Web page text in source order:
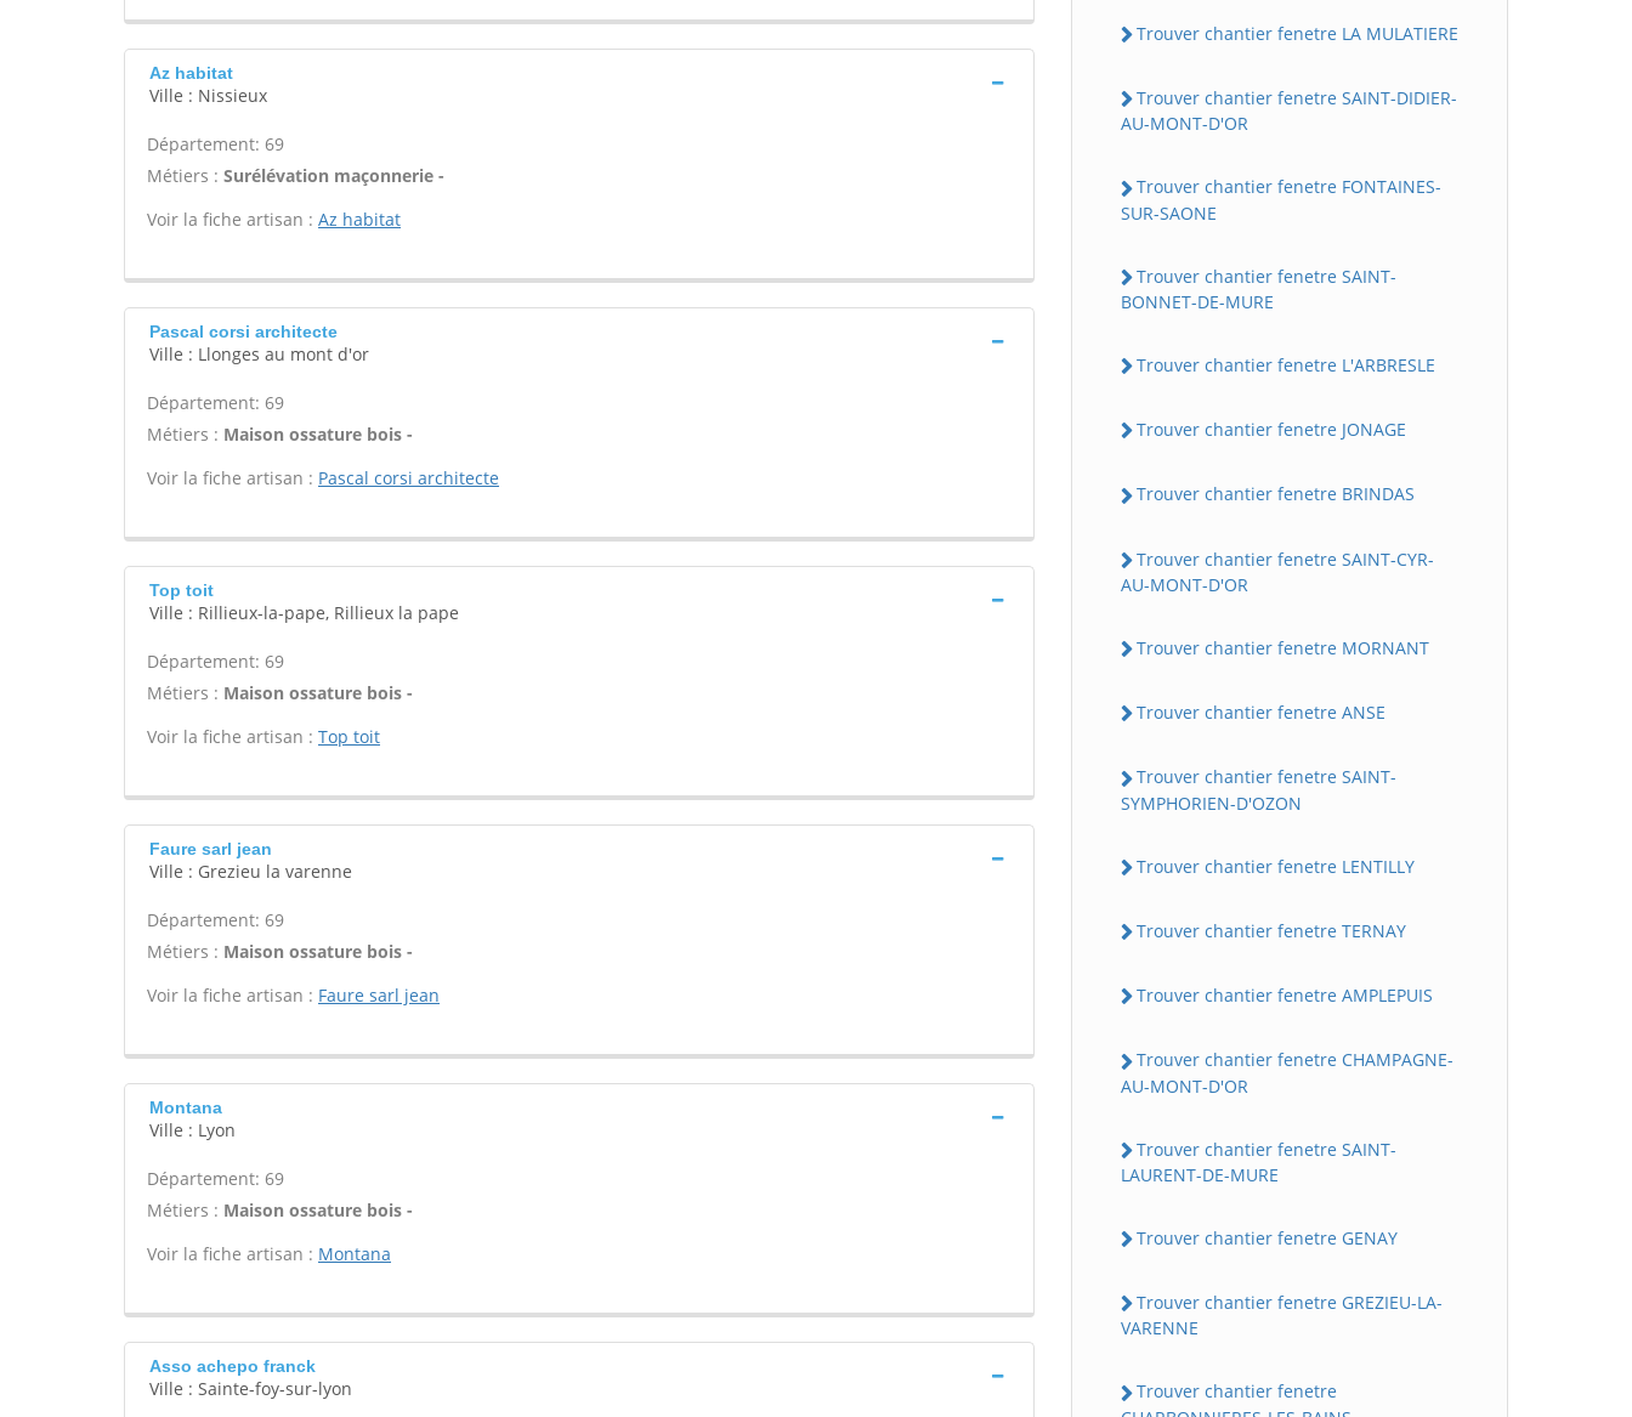
Az habitat
Ville : Nissieux
Département: 69
Métiers : Surélévation maçonnerie -
Voir la fiche artisan : Az habitat
Pascal corsi architecte
Ville : Llonges au mont d'or
Département: 69
Métiers : Maison ossature bois -
Voir la fiche artisan : Pascal corsi architecte
Top toit
Ville : Rillieux-la-pape, Rillieux la pape
Département: 69
Métiers : Maison ossature bois -
Voir la fiche artisan : Top toit
Faure sarl jean
Ville : Grezieu la varenne
Département: 69
Métiers : Maison ossature bois -
Voir la fiche artisan : Faure sarl jean
Montana
Ville : Lyon
Département: 69
Métiers : Maison ossature bois -
Voir la fiche artisan : Montana
Asso achepo franck
Ville : Sainte-foy-sur-lyon
Trouver chantier fenetre LA MULATIERE
Trouver chantier fenetre SAINT-DIDIER-
AU-MONT-D'OR
Trouver chantier fenetre FONTAINES-
SUR-SAONE
Trouver chantier fenetre SAINT-
BONNET-DE-MURE
Trouver chantier fenetre L'ARBRESLE
Trouver chantier fenetre JONAGE
Trouver chantier fenetre BRINDAS
Trouver chantier fenetre SAINT-CYR-
AU-MONT-D'OR
Trouver chantier fenetre MORNANT
Trouver chantier fenetre ANSE
Trouver chantier fenetre SAINT-
SYMPHORIEN-D'OZON
Trouver chantier fenetre LENTILLY
Trouver chantier fenetre TERNAY
Trouver chantier fenetre AMPLEPUIS
Trouver chantier fenetre CHAMPAGNE-
AU-MONT-D'OR
Trouver chantier fenetre SAINT-
LAURENT-DE-MURE
Trouver chantier fenetre GENAY
Trouver chantier fenetre GREZIEU-LA-
VARENNE
Trouver chantier fenetre